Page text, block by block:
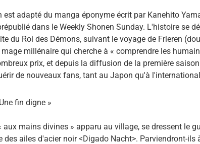
est adapté du manga éponyme écrit par Kanehito
dans le Weekly Shonen Sunday. L'histoire se
du Roi des Démons, suivant le voyage de Frieren
millénaire qui cherche à « comprendre les
prix, et depuis la diffusion de la première
de nouveaux fans, tant au Japon qu'à
fin digne »
aux mains divines » apparu au village, se dressent le
des ailes d'acier noir <Digado Nacht>. Parviendront-ils